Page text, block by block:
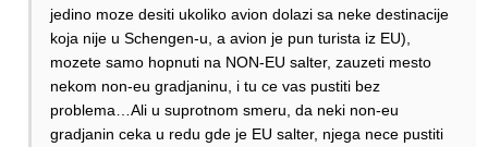
jedino moze desiti ukoliko avion dolazi sa neke destinacije
koja nije u Schengen-u, a avion je pun turista iz EU),
mozete samo hopnuti na NON-EU salter, zauzeti mesto
nekom non-eu gradjaninu, i tu ce vas pustiti bez
problema…Ali u suprotnom smeru, da neki non-eu
gradjanin ceka u redu gde je EU salter, njega nece pustiti